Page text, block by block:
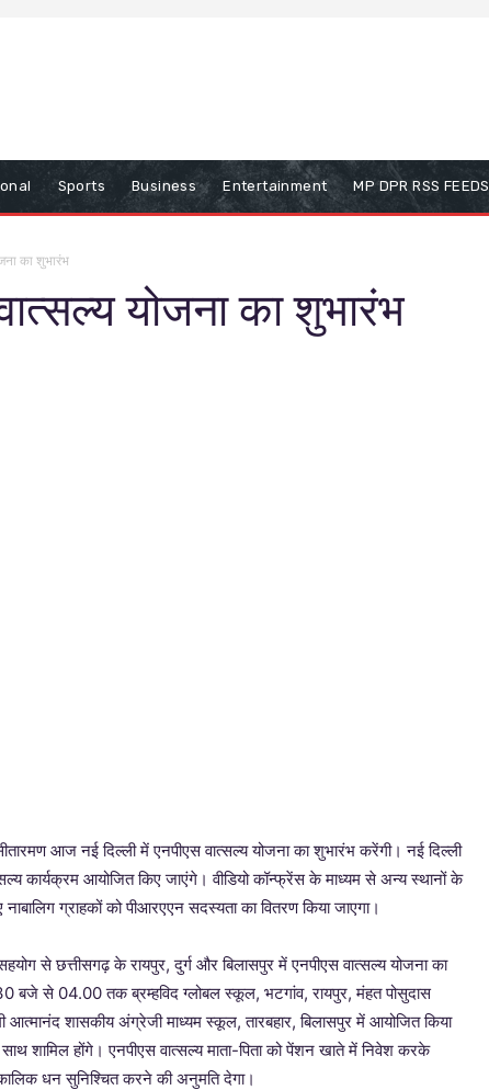
Sports Business Entertainment MP DPR RSS FEEDS
का शुभारंभ
योजना का शुभारंभ
सीतारमण आज नई दिल्ली में एनपीएस वात्सल्य योजना का शुभारंभ करेंगी। नई दिल्ली
कार्यक्रम आयोजित किए जाएंगे। वीडियो कॉन्फ्रेंस के माध्यम से अन्य स्थानों के
ग्राहकों को पीआरएएन सदस्यता का वितरण किया जाएगा।
सहयोग से छत्तीसगढ़ के रायपुर, दुर्ग और बिलासपुर में एनपीएस वात्सल्य योजना का
बजे से 04.00 तक ब्रम्हविद ग्लोबल स्कूल, भटगांव, रायपुर, मंहत पोसुदास
आत्मानंद शासकीय अंग्रेजी माध्यम स्कूल, तारबहार, बिलासपुर में आयोजित किया
शामिल होंगे। एनपीएस वात्सल्य माता-पिता को पेंशन खाते में निवेश करके
धन सुनिश्चित करने की अनुमति देगा।